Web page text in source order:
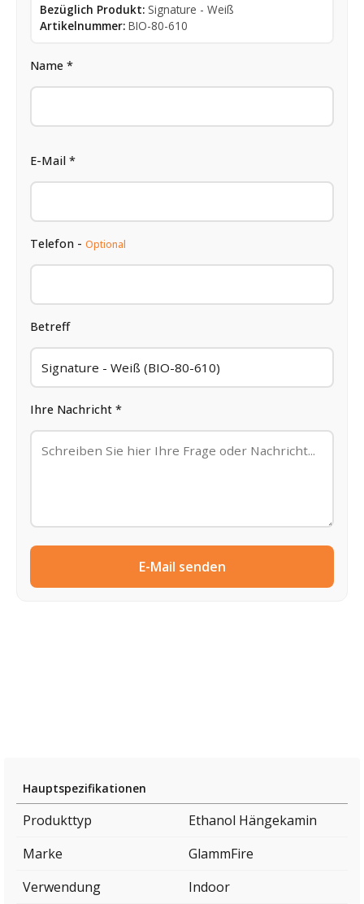
Bezüglich Produkt: Signature - Weiß
Artikelnummer: BIO-80-610
Name *
E-Mail *
Telefon - Optional
Betreff
Ihre Nachricht *
E-Mail senden
Hauptspezifikationen
Produkttyp
Ethanol Hängekamin
Marke
GlammFire
Verwendung
Indoor